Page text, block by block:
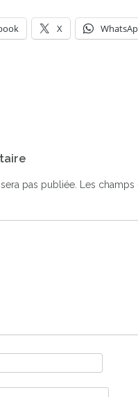
X
pas publiée. Les